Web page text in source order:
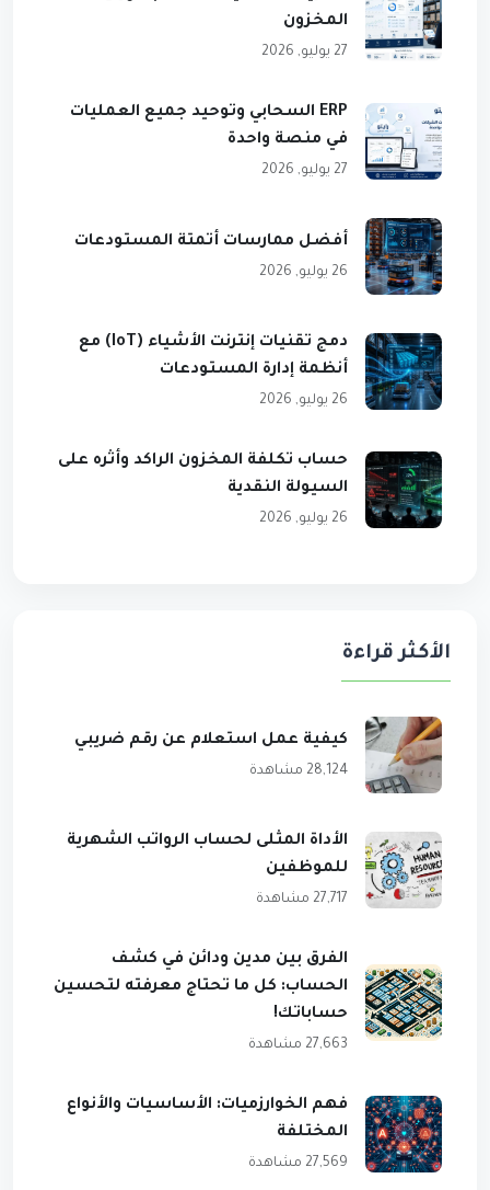
المخزون
27 يوليو, 2026
ERP السحابي وتوحيد جميع العمليات
في منصة واحدة
27 يوليو, 2026
أفضل ممارسات أتمتة المستودعات
26 يوليو, 2026
دمج تقنيات إنترنت الأشياء (IoT) مع
أنظمة إدارة المستودعات
26 يوليو, 2026
حساب تكلفة المخزون الراكد وأثره على
السيولة النقدية
26 يوليو, 2026
الأكثر قراءة
كيفية عمل استعلام عن رقم ضريبي
28,124 مشاهدة
الأداة المثلى لحساب الرواتب الشهرية
للموظفين
27,717 مشاهدة
الفرق بين مدين ودائن في كشف
الحساب: كل ما تحتاج معرفته لتحسين
حساباتك!
27,663 مشاهدة
فهم الخوارزميات: الأساسيات والأنواع
المختلفة
27,569 مشاهدة